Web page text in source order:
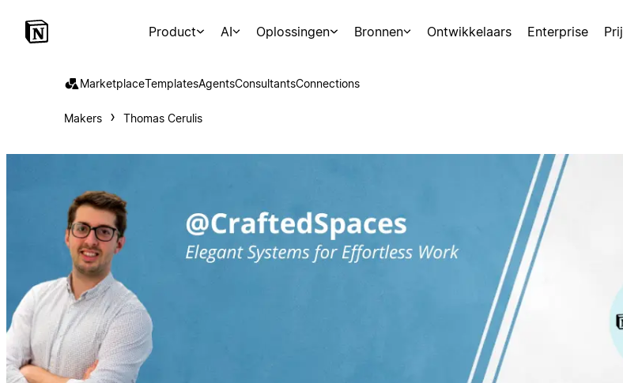
Product AI Oplossingen Bronnen Ontwikkelaars Enterprise
MarketplaceTemplatesAgentsConsultantsConnections
Makers Thomas Cerulis